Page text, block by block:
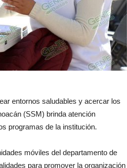
entornos saludables y acercar los
(SSM) brinda atención
programas de la institución.
móviles del departamento de
para promover la organización